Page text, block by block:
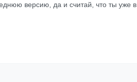
версию, да и считай, что ты уже в